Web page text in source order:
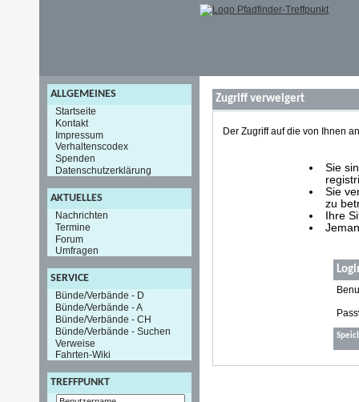
ALLGEMEINES
Startseite
Kontakt
Impressum
Verhaltenscodex
Spenden
Datenschutzerklärung
AKTUELLES
Nachrichten
Termine
Forum
Umfragen
SERVICE
Bünde/Verbände - D
Bünde/Verbände - A
Bünde/Verbände - CH
Bünde/Verbände - Suchen
Verweise
Fahrten-Wiki
TREFFPUNKT
Zugriff verweigert
Der Zugriff auf die von Ihnen
Sie
Sie
zu
Ihre